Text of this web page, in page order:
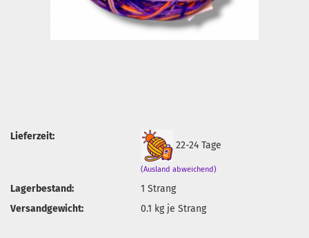
Lieferzeit:
22-24 Tage
(Ausland abweichend)
Lagerbestand: 1Strang
Versandgewicht:
0.1 kg je Strang